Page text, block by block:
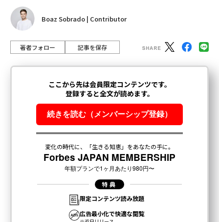
Boaz Sobrado | Contributor
著者フォロー 記事を保存